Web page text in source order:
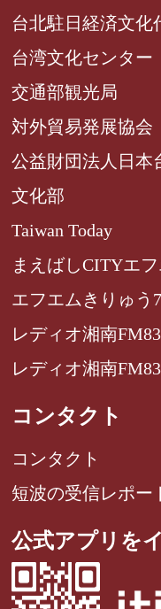
台北駐日経済文化
台湾文化センター
交通部観光局
対外貿易発展協会
公益財団法人日本
文化部
Taiwan Today
まえばしCITYエ
エフエムきりゅう
レディオ湘南
レディオ湘南
コンタクト
コンタクト
短波の受信レポー
公式アプリを